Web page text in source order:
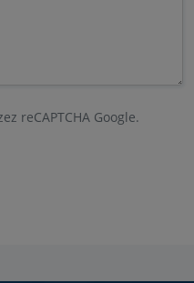
reCAPTCHA Google.